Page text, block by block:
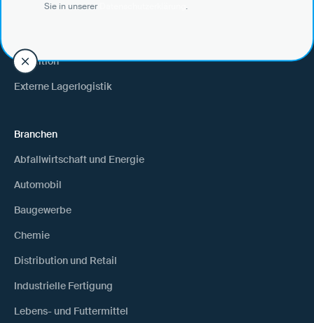
Verlader
Spedition
Externe Lagerlogistik
Branchen
Abfallwirtschaft und Energie
Automobil
Baugewerbe
Chemie
Distribution und Retail
Industrielle Fertigung
Lebens- und Futtermittel
Sie in unserer
.